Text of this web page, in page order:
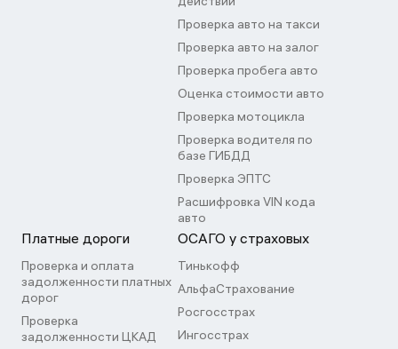
Проверка авто на такси
Проверка авто на залог
Проверка пробега авто
Оценка стоимости авто
Проверка мотоцикла
Проверка водителя по
базе ГИБДД
Проверка ЭПТС
Расшифровка VIN кода
авто
Платные дороги
Проверка и оплата
задолженности платных
дорог
Проверка
задолженности ЦКАД
ОСАГО у страховых
Тинькофф
АльфаСтрахование
Росгосстрах
Ингосстрах